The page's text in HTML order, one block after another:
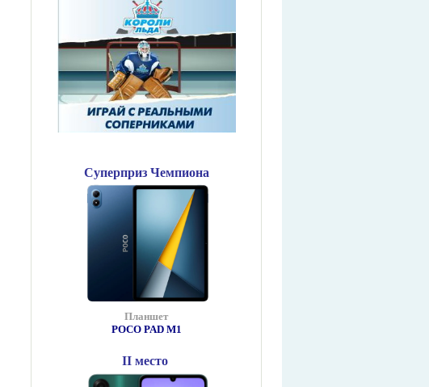
Суперприз Чемпиона
Планшет
POCO PAD М1
II место